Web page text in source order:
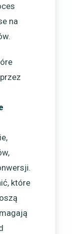
na
które